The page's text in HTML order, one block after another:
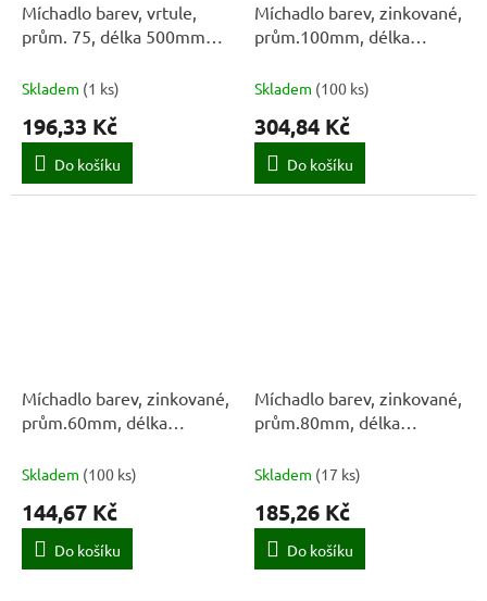
Míchadlo barev, vrtule,
prům. 75, délka 500mm
Skladem (1 ks)
196,33 Kč
Do košíku
Míchadlo barev, zinkované,
prům.100mm, délka
Skladem (100 ks)
304,84 Kč
Do košíku
Míchadlo barev, zinkované,
prům.60mm, délka
Skladem (100 ks)
144,67 Kč
Do košíku
Míchadlo barev, zinkované,
prům.80mm, délka
Skladem (17 ks)
185,26 Kč
Do košíku